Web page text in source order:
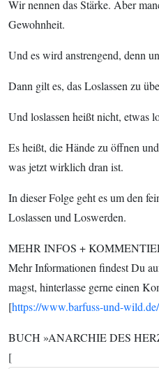
Wir nennen das Stärke. Aber
Gewohnheit.
Und es wird anstrengend, denn
Dann gilt es, das Loslassen zu
Und loslassen heißt nicht, etwas
Es heißt, die Hände zu öffnen
was jetzt wirklich dran ist.
In dieser Folge geht es um den
Loslassen und Loswerden.
MEHR INFOS +
Mehr Informationen findest Du
magst, hinterlasse gerne einen
[https://www.barfuss-und-
BUCH »ANARCHIE DES
[